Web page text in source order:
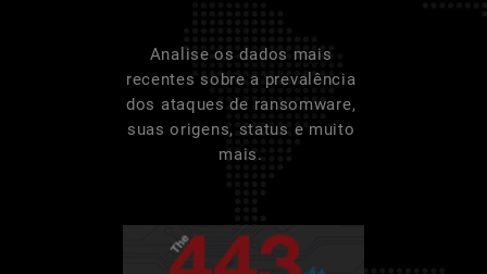
Analise os dados mais
recentes sobre a prevalência
dos ataques de ransomware,
suas origens, status e muito
mais.